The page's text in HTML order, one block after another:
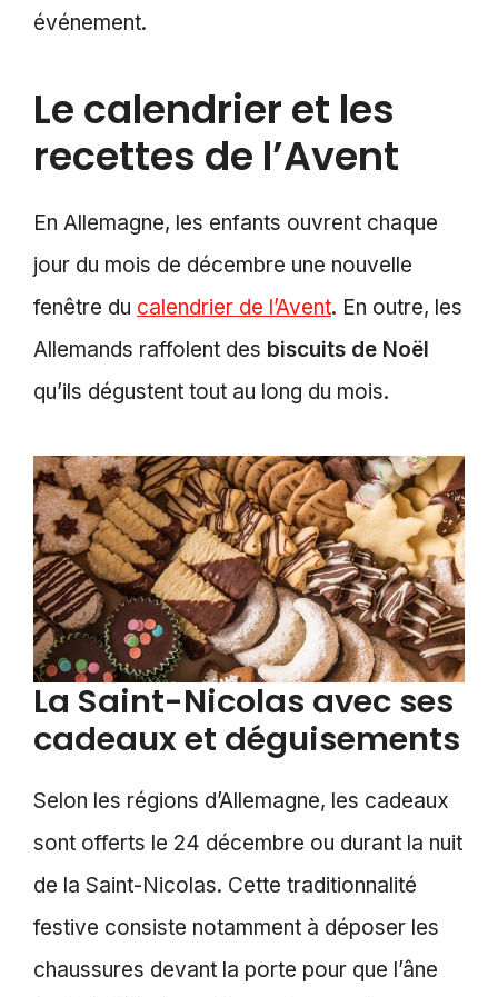
événement.
Le calendrier et les
recettes de l’Avent
En Allemagne, les enfants ouvrent chaque
jour du mois de décembre une nouvelle
fenêtre du calendrier de l’Avent. En outre, les
Allemands raffolent des biscuits de Noël
qu’ils dégustent tout au long du mois.
La Saint-Nicolas avec ses
cadeaux et déguisements
Selon les régions d’Allemagne, les cadeaux
sont offerts le 24 décembre ou durant la nuit
de la Saint-Nicolas. Cette traditionnalité
festive consiste notamment à déposer les
chaussures devant la porte pour que l’âne